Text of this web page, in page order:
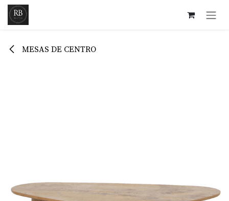
Ir al contenido
MESAS DE CENTRO